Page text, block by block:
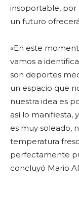
insoportable, por
un futuro
«En este
vamos a
son deportes
un espacio que
nuestra idea es
así lo manifiesta,
es muy soleado,
temperatura
perfectamente
concluyó Mario